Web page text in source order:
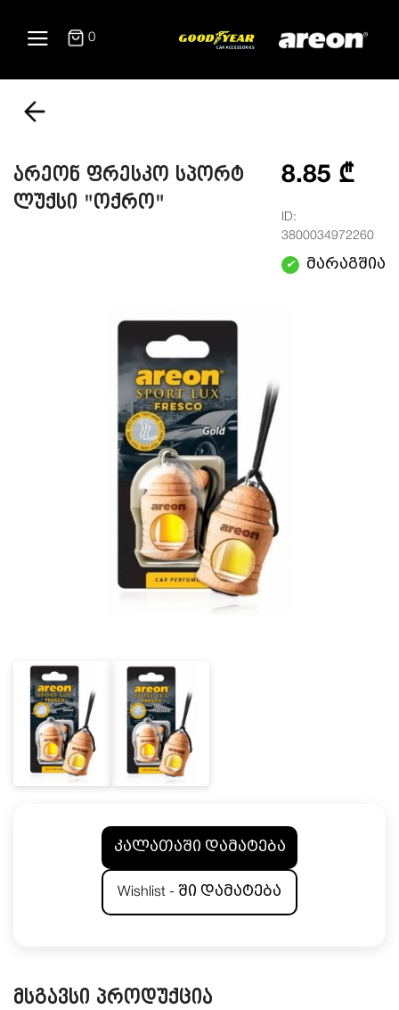
0
არეონ ფრესკო სპორტ
ლუქსი "ოქრო"
8.85 ₾
ID:
3800034972260
✔ მარაგშია
კალათაში დამატება
Wishlist - ში დამატება
მსგავსი პროდუქცია